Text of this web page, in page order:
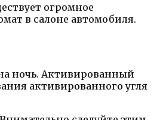
огромное
в салоне автомобиля.
ночь. Активированный
активированного угля